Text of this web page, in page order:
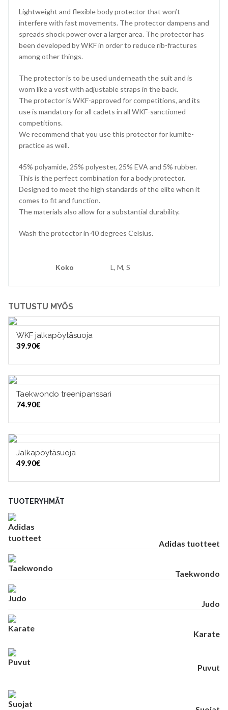
Lightweight and flexible body protector that won’t
interfere with fast movements. The protector dampens and
spreads shock power over a larger area. The protector has
been developed by WKF in order to reduce rib-fractures
among other things.
The protector is to be used underneath the suit and is
worn like a vest with adjustable straps in the back.
The protector is WKF-approved for competitions, and its
use is mandatory for all cadets in all WKF-sanctioned
competitions.
We recommend that you use this protector for kumite-
practice as well.
45% polyamide, 25% polyester, 25% EVA and 5% rubber.
This is the perfect combination for a body protector.
Designed to meet the high standards of the elite when it
comes to fit and function.
The materials also allow for a substantial durability.
Wash the protector in 40 degrees Celsius.
Koko L, M, S
TUTUSTU MYÖS
VALITSE VAIHTOEHDOISTA
WKF jalkapöytäsuoja
39.90€
VALITSE VAIHTOEHDOISTA
Taekwondo treenipanssari
74.90€
Jalkapöytäsuoja
49.90€
TUOTERYHMÄT
Adidas tuotteet
Taekwondo
Judo
Karate
Puvut